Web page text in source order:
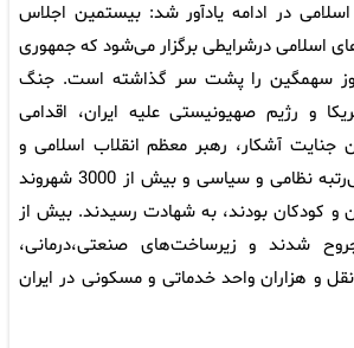
در ادامه یادآور شد: بیستمین‌ اجلاس
اسلامی درشرایطی برگزار می‌شود که جمهوری
سهمگین را پشت سر گذاشته است. جنگ
و رژیم صهیونیستی علیه ایران، اقدامی
جنایت آشکار، رهبر معظم انقلاب اسلامی و
تعدادی از مقامات عالی‌رتبه نظامی و سیاسی و بیش از 3000 شهروند
و کودکان بودند، به شهادت رسیدند. بیش از
شدند و زیرساخت‌های صنعتی،درمانی،
و هزاران واحد خدماتی و مسکونی در ایران